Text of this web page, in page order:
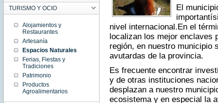
TURISMO Y OCIO
Alojamientos y
Restaurantes
Artesanía
Espacios Naturales
Ferias, Fiestas y
Tradiciones
Patrimonio
Productos
Agroalimentarios
El
nivel internacional.En el
localizan los mejor enclaves
región, en nuestro municipio
avutardas de la provincia.
Es frecuente encontrar
y de otras instituciones
desplazan a nuestro
ecosistema y en especial la